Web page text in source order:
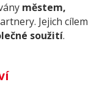
městem,
Jejich cílem
soužití.